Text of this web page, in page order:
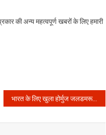
की अन्य महत्वपूर्ण खबरों के लिए हमारी
भारत के लिए खुला होर्मुज जलडमरूमध्य का रास्ता: अब निर्बाध रूप से आएंगे जहाज, ऊर्जा संकट से मिलेगी राहत